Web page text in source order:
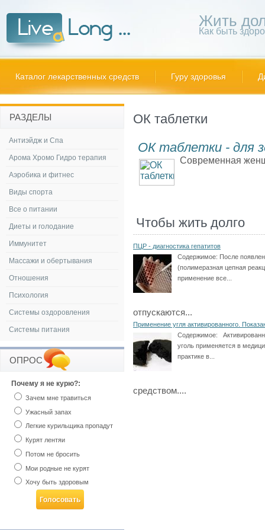
Жить
Как быть
Каталог лекарственных средств Гуру здоровья
ОК таблетки
ОК таблетки - для
Современная
Чтобы жить долго
ПЦР - диагностика гепатитов
Содержимое: После
(полимеразная цепная
применение все...
отпускаются...
Применение угля активированного.
Содержимое:
уголь применяется в
практике в...
средством....
РАЗДЕЛЫ
Антиэйдж и Спа
Арома Хромо Гидро терапия
Аэробика и фитнес
Виды спорта
Все о питании
Диеты и голодание
Иммунитет
Массажи и обертывания
Отношения
Психология
Системы оздоровления
Системы питания
ОПРОС
Почему я не курю?:
Зачем мне травиться
Ужасный запах
Легкие курильщика пропадут
Курят лентяи
Потом не бросить
Мои родные не курят
Хочу быть здоровым